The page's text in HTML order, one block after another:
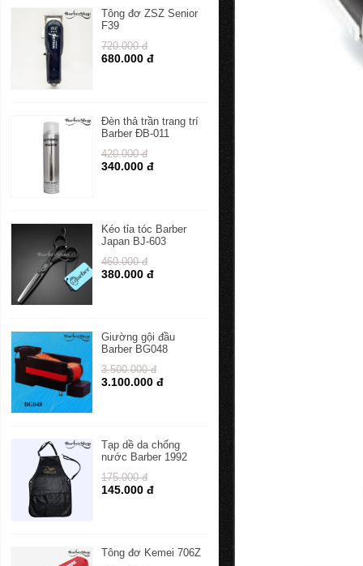
Tông đơ ZSZ Senior
F39
720.000 đ
680.000 đ
Đèn thả trần trang trí
Barber ĐB-011
420.000 đ
340.000 đ
Kéo tỉa tóc Barber
Japan BJ-603
460.000 đ
380.000 đ
Giường gội đầu
Barber BG048
3.500.000 đ
3.100.000 đ
Tạp dề da chống
nước Barber 1992
175.000 đ
145.000 đ
Tông đơ Kemei 706Z